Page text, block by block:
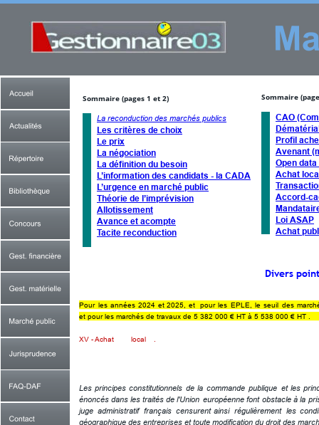
Divers
Pour les années 2024 et 2025, et pour les EPLE, le seuil des
et pour les marchés de travaux de 5 382 000 € HT à 5 538 000 € HT .
XV - Achat local .
Les principes constitutionnels de la commande publique et les
énoncés dans les traités de l'Union européenne font obstacle à la
juge administratif français censurent ainsi régulièrement les
géographique des entreprises et toute modification du droit des
La reconduction des marchés publics
Les critères de choix
Le prix
La négociation
La définition du besoin
L’information des candidats - la CADA
L’urgence en marché public
Théorie de l’imprévision
Allotissement
Avance et acompte
Tacite reconduction
Sommaire (pages 1 et 2)
CAO
Profil
Avenant
Open
Achat
Accord-
Loi ASAP
Achat
Sommaire